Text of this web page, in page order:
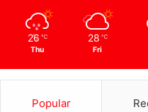
26 ℃
Thu
28 ℃
Fri
Popular